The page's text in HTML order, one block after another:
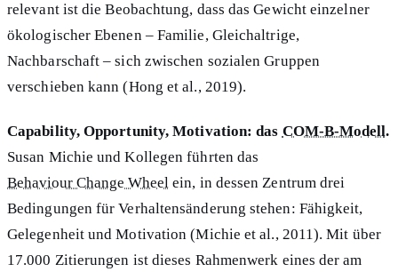
relevant ist die Beobachtung, dass das Gewicht einzelner
ökologischer Ebenen – Familie, Gleichaltrige,
Nachbarschaft – sich zwischen sozialen Gruppen
verschieben kann (Hong et al., 2019).
Capability, Opportunity, Motivation: das COM-B-Modell.
Susan Michie und Kollegen führten das
Behaviour Change Wheel ein, in dessen Zentrum drei
Bedingungen für Verhaltensänderung stehen: Fähigkeit,
Gelegenheit und Motivation (Michie et al., 2011). Mit über
17.000 Zitierungen ist dieses Rahmenwerk eines der am